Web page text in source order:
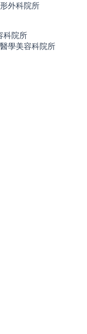
外科院所
科院所
學美容科院所